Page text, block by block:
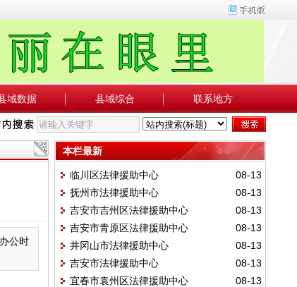
域数据 县域综合 联系地方
公时
本栏最新
08-13
临川区法律援助中心
08-13
抚州市法律援助中心
08-13
吉安市吉州区法律援助中心
08-13
吉安市青原区法律援助中心
08-13
井冈山市法律援助中心
08-13
吉安市法律援助中心
08-13
宜春市袁州区法律援助中心